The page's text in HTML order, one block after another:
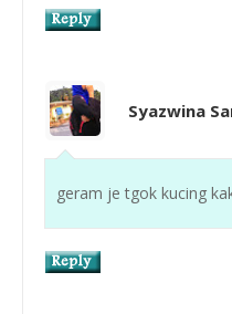
Syazwina
geram je tgok kucing